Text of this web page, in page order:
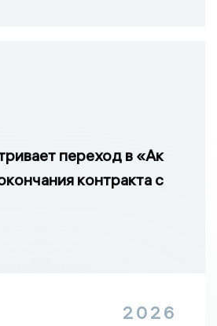
переход в «Ак
контракта с
2026